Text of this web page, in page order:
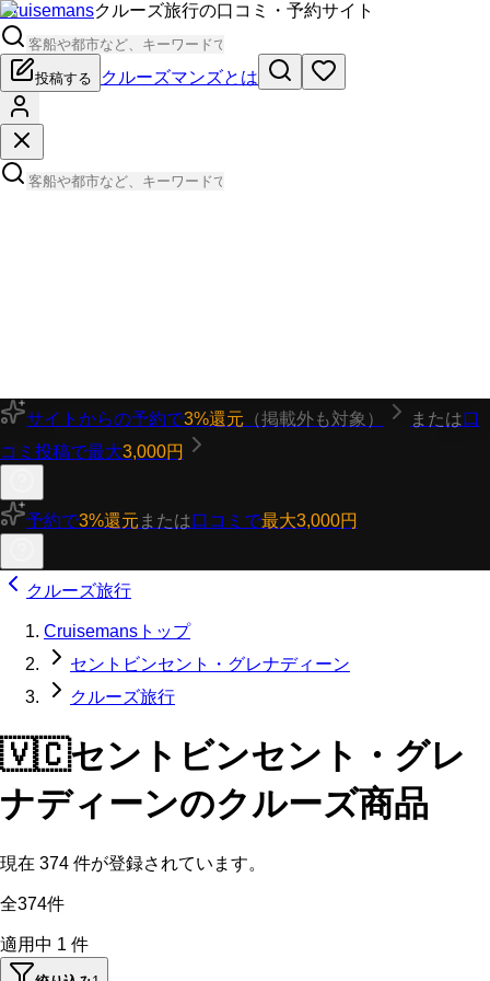
Cruisemansクルーズ旅行の口コミ・予約サイト
投稿する クルーズマンズとは
サイトからの予約で3%還元 （掲載外も対象） または口
コミ投稿で最大3,000円
予約で3%還元 または口コミで最大3,000円
クルーズ旅行
Cruisemansトップ
セントビンセント・グレナディーン
クルーズ旅行
🇻🇨セントビンセント・グレ
ナディーンのクルーズ商品
現在 374 件が登録されています。
全374件
適用中 1 件